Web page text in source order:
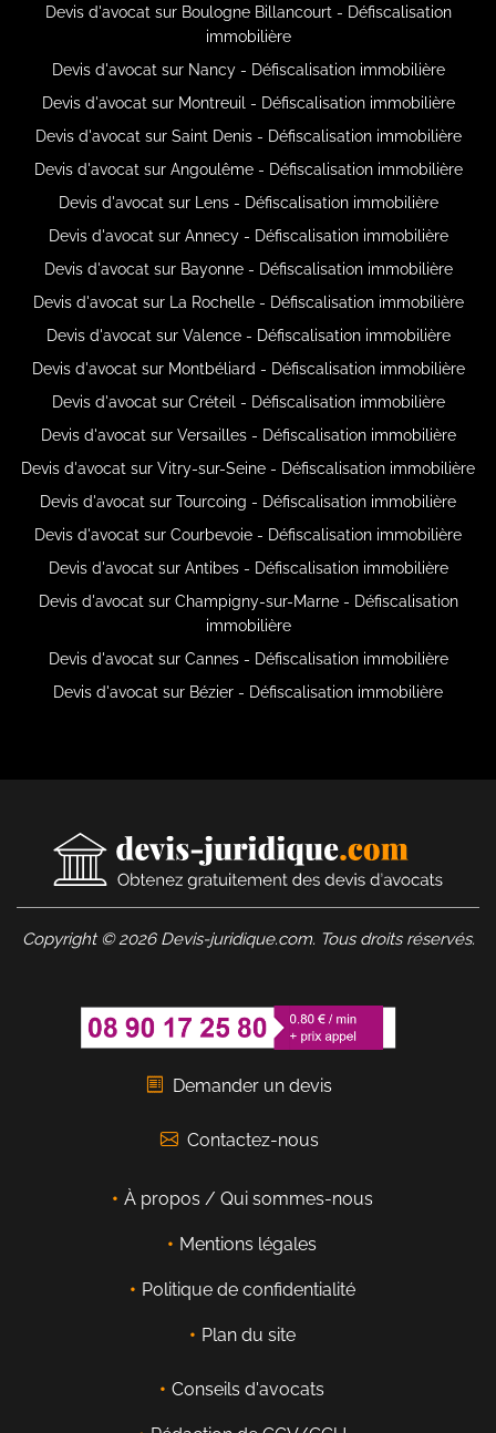
Devis d'avocat sur Boulogne Billancourt - Défiscalisation
immobilière
Devis d'avocat sur Nancy - Défiscalisation immobilière
Devis d'avocat sur Montreuil - Défiscalisation immobilière
Devis d'avocat sur Saint Denis - Défiscalisation immobilière
Devis d'avocat sur Angoulême - Défiscalisation immobilière
Devis d'avocat sur Lens - Défiscalisation immobilière
Devis d'avocat sur Annecy - Défiscalisation immobilière
Devis d'avocat sur Bayonne - Défiscalisation immobilière
Devis d'avocat sur La Rochelle - Défiscalisation immobilière
Devis d'avocat sur Valence - Défiscalisation immobilière
Devis d'avocat sur Montbéliard - Défiscalisation immobilière
Devis d'avocat sur Créteil - Défiscalisation immobilière
Devis d'avocat sur Versailles - Défiscalisation immobilière
Devis d'avocat sur Vitry-sur-Seine - Défiscalisation immobilière
Devis d'avocat sur Tourcoing - Défiscalisation immobilière
Devis d'avocat sur Courbevoie - Défiscalisation immobilière
Devis d'avocat sur Antibes - Défiscalisation immobilière
Devis d'avocat sur Champigny-sur-Marne - Défiscalisation
immobilière
Devis d'avocat sur Cannes - Défiscalisation immobilière
Devis d'avocat sur Bézier - Défiscalisation immobilière
Copyright © 2026 Devis-juridique.com. Tous droits réservés.
Demander un devis
Contactez-nous
À propos / Qui sommes-nous
Mentions légales
Politique de confidentialité
Plan du site
Conseils d'avocats